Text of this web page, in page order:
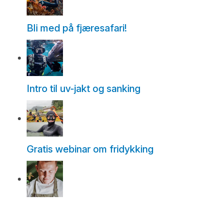
Bli med på fjæresafari!
Intro til uv-jakt og sanking
Gratis webinar om fridykking